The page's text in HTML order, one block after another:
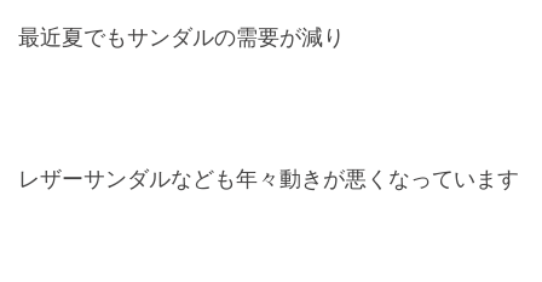
最近夏でもサンダルの需要が減り
レザーサンダルなども年々動きが悪くなっています